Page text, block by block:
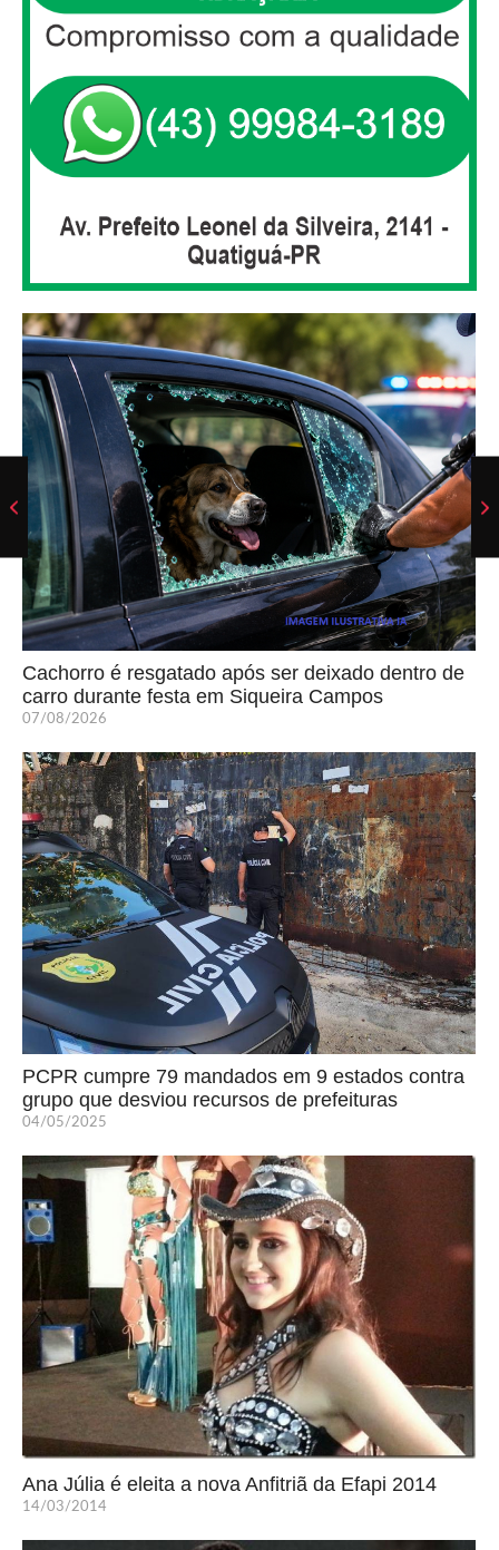
Cachorro é resgatado após ser deixado dentro de
carro durante festa em Siqueira Campos
07/08/2026
PCPR cumpre 79 mandados em 9 estados contra
grupo que desviou recursos de prefeituras
04/05/2025
Ana Júlia é eleita a nova Anfitriã da Efapi 2014
14/03/2014